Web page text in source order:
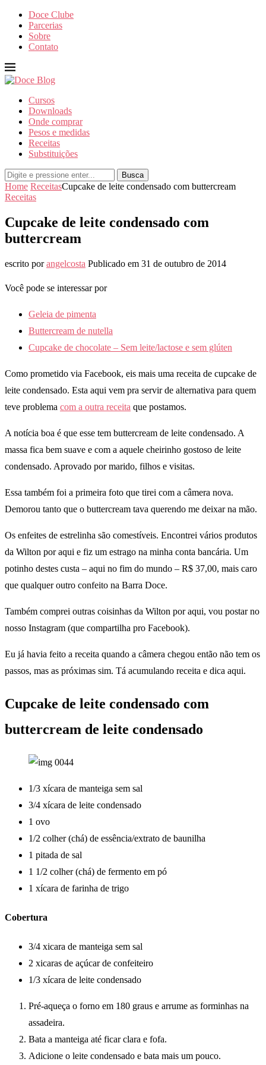
Doce Clube
Parcerias
Sobre
Contato
Cursos
Downloads
Onde comprar
Pesos e medidas
Receitas
Substituições
Busca
Home ReceitasCupcake de leite condensado com buttercream
Receitas
Cupcake de leite condensado com
buttercream
escrito porangelcosta Publicado em 31 de outubro de 2014
Você pode se interessar por
Geleia de pimenta
Buttercream de nutella
Cupcake de chocolate – Sem leite/lactose e sem glúten
Como prometido via Facebook, eis mais uma receita de cupcake de
leite condensado. Esta aqui vem pra servir de alternativa para quem
teve problema com a outra receita que postamos.
A notícia boa é que esse tem buttercream de leite condensado. A
massa fica bem suave e com a aquele cheirinho gostoso de leite
condensado. Aprovado por marido, filhos e visitas.
Essa também foi a primeira foto que tirei com a câmera nova.
Demorou tanto que o buttercream tava querendo me deixar na mão.
Os enfeites de estrelinha são comestíveis. Encontrei vários produtos
da Wilton por aqui e fiz um estrago na minha conta bancária. Um
potinho destes custa – aqui no fim do mundo – R$ 37,00, mais caro
que qualquer outro confeito na Barra Doce.
Também comprei outras coisinhas da Wilton por aqui, vou postar no
nosso Instagram (que compartilha pro Facebook).
Eu já havia feito a receita quando a câmera chegou então não tem os
passos, mas as próximas sim. Tá acumulando receita e dica aqui.
Cupcake de leite condensado com
buttercream de leite condensado
1/3 xícara de manteiga sem sal
3/4 xícara de leite condensado
1 ovo
1/2 colher (chá) de essência/extrato de baunilha
1 pitada de sal
1 1/2 colher (chá) de fermento em pó
1 xícara de farinha de trigo
Cobertura
3/4 xicara de manteiga sem sal
2 xicaras de açúcar de confeiteiro
1/3 xícara de leite condensado
Pré-aqueça o forno em 180 graus e arrume as forminhas na
assadeira.
Bata a manteiga até ficar clara e fofa.
Adicione o leite condensado e bata mais um pouco.